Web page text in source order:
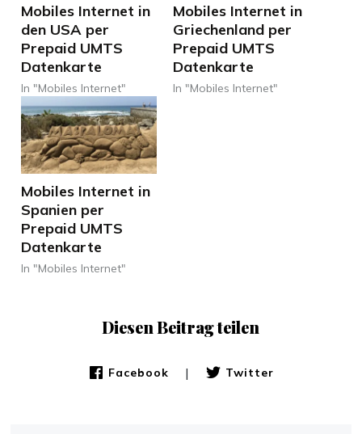
Mobiles Internet in
den USA per
Prepaid UMTS
Datenkarte
In "Mobiles Internet"
Mobiles Internet in
Griechenland per
Prepaid UMTS
Datenkarte
In "Mobiles Internet"
Mobiles Internet in
Spanien per
Prepaid UMTS
Datenkarte
In "Mobiles Internet"
Diesen Beitrag teilen
Facebook | Twitter